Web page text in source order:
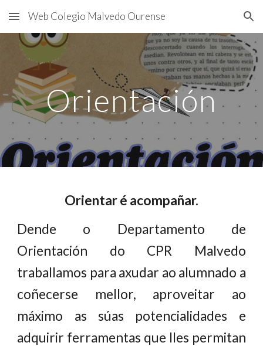
Skip to main content Skip to navigation
Web Colegio Malvedo Ourense
Orientación
Orientar é acompañar.
Dende o Departamento de
Orientación do CPR Malvedo
traballamos para axudar ao alumnado a
coñecerse mellor, aproveitar ao
máximo as súas potencialidades e
adquirir ferramentas que lles permitan